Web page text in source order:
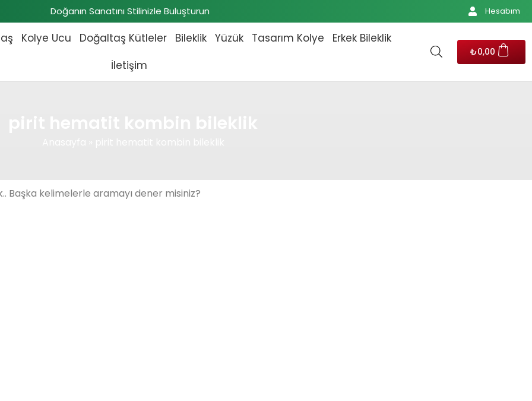
Doğanın Sanatını Stilinizle Buluşturun Hesabım
Kolye Ucu Doğaltaş Kütleler Bileklik Yüzük Tasarım Kolye
Erkek Bileklik
İletişim
₺0,00
Başka kelimelerle aramayı dener misiniz?